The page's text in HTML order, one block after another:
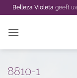
naar
inhoud
Belleza Violeta geeft
8810-1